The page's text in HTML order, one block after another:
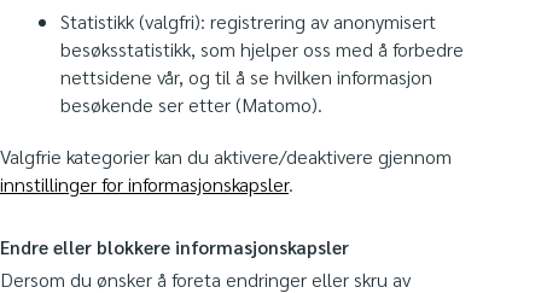
Statistikk (valgfri): registrering av anonymisert
besøksstatistikk, som hjelper oss med å forbedre
nettsidene vår, og til å se hvilken informasjon
besøkende ser etter (Matomo).
Valgfrie kategorier kan du aktivere/deaktivere gjennom
innstillinger for informasjonskapsler.
Endre eller blokkere informasjonskapsler
Dersom du ønsker å foreta endringer eller skru av